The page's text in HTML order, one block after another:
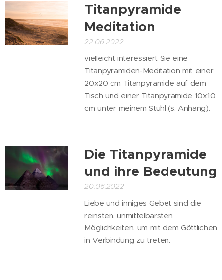
Titanpyramide
Meditation
22.06.2022
vielleicht interessiert Sie eine
Titanpyramiden-Meditation mit einer
20x20 cm Titanpyramide auf dem
Tisch und einer Titanpyramide 10x10
cm unter meinem Stuhl (s. Anhang).
Die Titanpyramide
und ihre Bedeutung
20.06.2022
Liebe und inniges Gebet sind die
reinsten, unmittelbarsten
Möglichkeiten, um mit dem Göttlichen
in Verbindung zu treten.